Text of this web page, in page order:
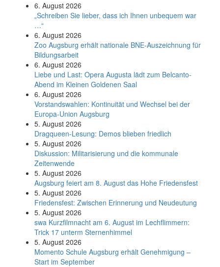
6. August 2026
„Schreiben Sie lieber, dass ich Ihnen unbequem war
…“
6. August 2026
Zoo Augsburg erhält nationale BNE-Auszeichnung für
Bildungsarbeit
6. August 2026
Liebe und Last: Opera Augusta lädt zum Belcanto-
Abend im Kleinen Goldenen Saal
6. August 2026
Vorstandswahlen: Kontinuität und Wechsel bei der
Europa-Union Augsburg
5. August 2026
Dragqueen-Lesung: Demos blieben friedlich
5. August 2026
Diskussion: Mi­li­ta­ri­sie­rung und die kommunale
Zeitenwende
5. August 2026
Augsburg feiert am 8. August das Hohe Friedensfest
5. August 2026
Friedensfest: Zwischen Erinnerung und Neudeutung
5. August 2026
swa Kurz­film­nacht am 6. August im Lech­flim­mern:
Trick 17 unterm Sternen­himmel
5. August 2026
Momento Schule Augsburg erhält Genehmigung –
Start im September